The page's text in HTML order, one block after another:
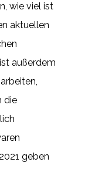
wie viel ist
aktuellen
außerdem
die
geben